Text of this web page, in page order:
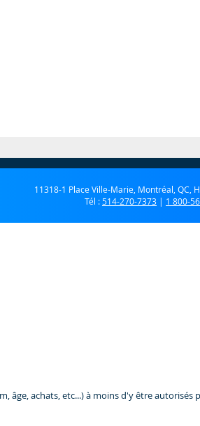
11318-1 Place Ville-Marie, Montréal, QC,
Tél :514-270-7373 | 1 800-
âge, achats, etc...) à moins d'y être autorisés